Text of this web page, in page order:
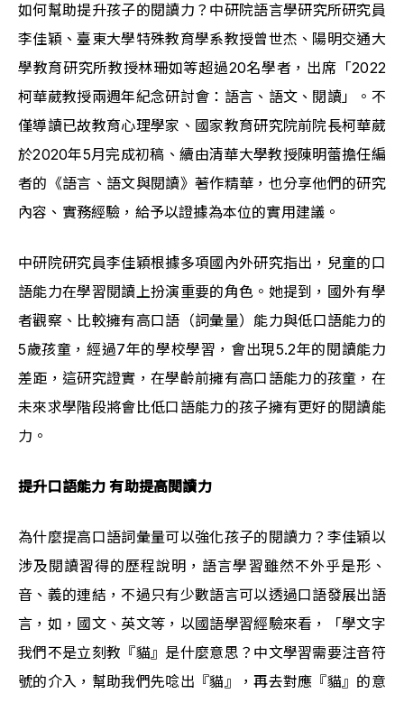
如何幫助提升孩子的閱讀力？中研院語言學研究所研究員
李佳穎、臺東大學特殊教育學系教授曾世杰、陽明交通大
學教育研究所教授林珊如等超過20名學者，出席「2022
柯華葳教授兩週年紀念研討會：語言、語文、閱讀」。不
僅導讀已故教育心理學家、國家教育研究院前院長柯華葳
於2020年5月完成初稿、續由清華大學教授陳明蕾擔任編
者的《語言、語文與閱讀》著作精華，也分享他們的研究
內容、實務經驗，給予以證據為本位的實用建議。
中研院研究員李佳穎根據多項國內外研究指出，兒童的口
語能力在學習閱讀上扮演重要的角色。她提到，國外有學
者觀察、比較擁有高口語（詞彙量）能力與低口語能力的
5歲孩童，經過7年的學校學習，會出現5.2年的閱讀能力
差距，這研究證實，在學齡前擁有高口語能力的孩童，在
未來求學階段將會比低口語能力的孩子擁有更好的閱讀能
力。
提升口語能力 有助提高閱讀力
為什麼提高口語詞彙量可以強化孩子的閱讀力？李佳穎以
涉及閱讀習得的歷程說明，語言學習雖然不外乎是形、
音、義的連結，不過只有少數語言可以透過口語發展出語
言，如，國文、英文等，以國語學習經驗來看，「學文字
我們不是立刻教『貓』是什麼意思？中文學習需要注音符
號的介入，幫助我們先唸出『貓』，再去對應『貓』的意